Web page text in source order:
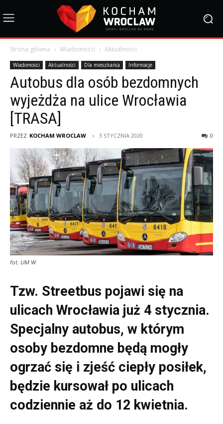
Strona główna Wiadomości Aktualności
Wiadomości Aktualności Dla mieszkańca Informacje
Autobus dla osób bezdomnych
wyjeżdża na ulice Wrocławia
[TRASA]
PRZEZ KOCHAM WROCLAW 3 STYCZNIA 2020 0
fot. UM W
Tzw. Streetbus pojawi się na
ulicach Wrocławia już 4 stycznia.
Specjalny autobus, w którym
osoby bezdomne będą mogły
ogrzać się i zjeść ciepły posiłek,
będzie kursował po ulicach
codziennie aż do 12 kwietnia.